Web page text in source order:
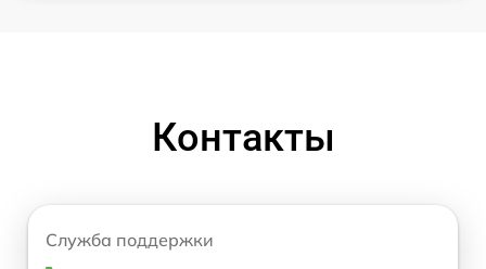
Контакты
Служба поддержки